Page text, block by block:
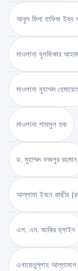
আবুল ফিদা হাফিজ ইব্‌ন
মাওলানা যুলফিকার
মাওলানা মুহাম্মদ
মাওলানা শামসুল হক
ড. মুহাম্মদ ফজলুর রহমান
আল্লামা ইবনে কাছীর
এস. এম. জাকির হুসাইন
এনায়েতুল্লাহ আল্‌তামাশ